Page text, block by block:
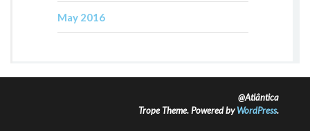
May 2016
@Atlântica
Trope Theme. Powered byWordPress.